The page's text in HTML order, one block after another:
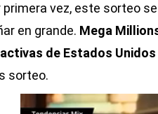
primera vez, este sorteo
en grande. Mega
de Estados Unidos
sorteo.